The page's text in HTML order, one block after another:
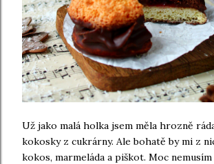
Už jako malá holka jsem měla hrozně
kokosky z cukrárny. Ale bohatě by mi z
kokos, marmeláda a piškot. Moc